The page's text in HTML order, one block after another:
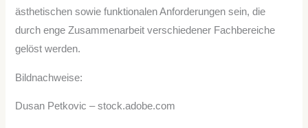
ästhetischen sowie funktionalen Anforderungen sein, die
durch enge Zusammenarbeit verschiedener Fachbereiche
gelöst werden.
Bildnachweise:
Dusan Petkovic – stock.adobe.com